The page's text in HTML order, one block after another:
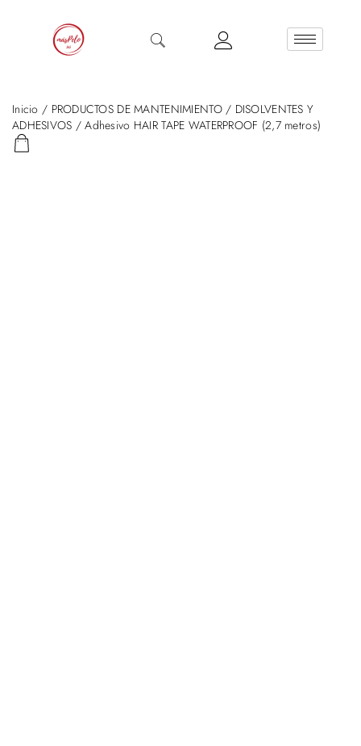
Inicio / PRODUCTOS DE MANTENIMIENTO/ DISOLVENTES Y
ADHESIVOS / Adhesivo HAIR TAPE WATERPROOF (2,7 metros)